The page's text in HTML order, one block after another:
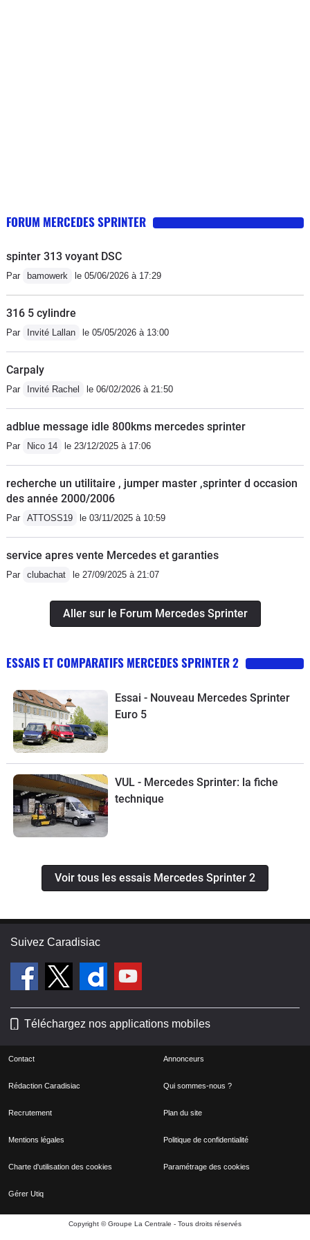
FORUM MERCEDES SPRINTER
spinter 313 voyant DSC
Par bamowerk le 05/06/2026 à 17:29
316 5 cylindre
Par Invité Lallan le 05/05/2026 à 13:00
Carpaly
Par Invité Rachel le 06/02/2026 à 21:50
adblue message idle 800kms mercedes sprinter
Par Nico 14 le 23/12/2025 à 17:06
recherche un utilitaire , jumper master ,sprinter d occasion
des année 2000/2006
Par ATTOSS19 le 03/11/2025 à 10:59
service apres vente Mercedes et garanties
Par clubachat le 27/09/2025 à 21:07
Aller sur le Forum Mercedes Sprinter
ESSAIS ET COMPARATIFS MERCEDES SPRINTER 2
Essai - Nouveau Mercedes Sprinter
Euro 5
VUL - Mercedes Sprinter: la fiche
technique
Voir tous les essais Mercedes Sprinter 2
Suivez Caradisiac
Téléchargez nos applications mobiles
Contact Annonceurs
Rédaction Caradisiac Qui sommes-nous ?
Recrutement Plan du site
Mentions légales Politique de confidentialité
Charte d'utilisation des cookies Paramétrage des cookies
Gérer Utiq
Copyright © Groupe La Centrale - Tous droits réservés